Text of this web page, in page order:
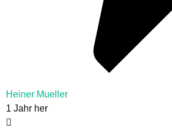
Heiner Mueller
1 Jahr her